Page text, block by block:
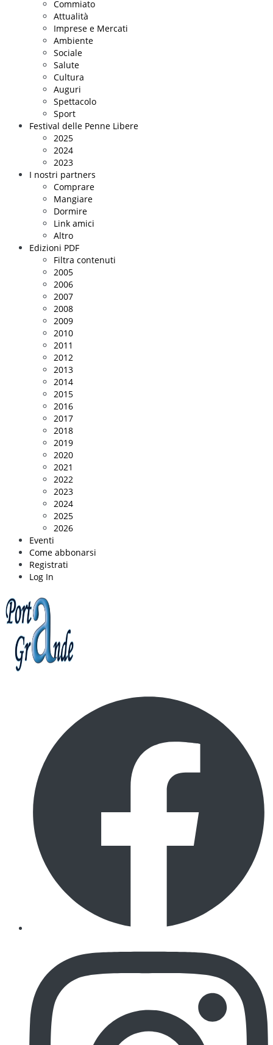
Commiato
Attualità
Imprese e Mercati
Ambiente
Sociale
Salute
Cultura
Auguri
Spettacolo
Sport
Festival delle Penne Libere
2025
2024
2023
I nostri partners
Comprare
Mangiare
Dormire
Link amici
Altro
Edizioni PDF
Filtra contenuti
2005
2006
2007
2008
2009
2010
2011
2012
2013
2014
2015
2016
2017
2018
2019
2020
2021
2022
2023
2024
2025
2026
Eventi
Come abbonarsi
Registrati
Log In